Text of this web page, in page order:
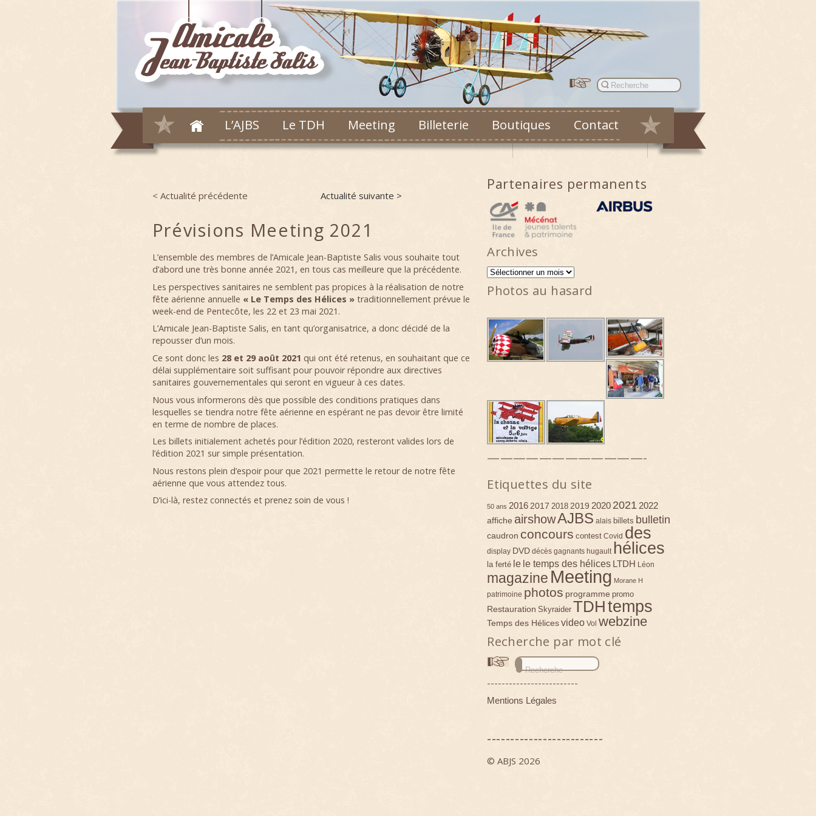
L’AJBS Le TDH Meeting Billeterie Boutiques Contact
Post navigation
Actualité suivante >
< Actualité précédente
Prévisions Meeting 2021
L’ensemble des membres de l’Amicale Jean-Baptiste Salis vous souhaite tout
d’abord une très bonne année 2021, en tous cas meilleure que la précédente.
Les perspectives sanitaires ne semblent pas propices à la réalisation de notre
fête aérienne annuelle « Le Temps des Hélices »traditionnellement prévue le
week-end de Pentecôte, les 22 et 23 mai 2021.
L’Amicale Jean-Baptiste Salis, en tant qu’organisatrice, a donc décidé de la
repousser d’un mois.
Ce sont donc les 28 et 29 août 2021 qui ont été retenus, en souhaitant que ce
délai supplémentaire soit suffisant pour pouvoir répondre aux directives
sanitaires gouvernementales qui seront en vigueur à ces dates.
Nous vous informerons dès que possible des conditions pratiques dans
lesquelles se tiendra notre fête aérienne en espérant ne pas devoir être limité
en terme de nombre de places.
Les billets initialement achetés pour l’édition 2020, resteront valides lors de
l’édition 2021 sur simple présentation.
Nous restons plein d’espoir pour que 2021 permette le retour de notre fête
aérienne que vous attendez tous.
D’ici-là, restez connectés et prenez soin de vous !
Partenaires permanents
Archives
Archives
Photos au hasard
————————————-
Etiquettes du site
50 ans 2016 2017 2018 2019 2020 2021 2022
affiche airshowAJBS alais billets bulletin
caudron concours contest Covid des
display DVD décès gagnants hugault hélices
la ferté le le temps des hélices LTDH Léon
magazine Meeting Morane H
patrimoine photos programme promo
Restauration Skyraider TDHtemps
Temps des Hélicesvideo Vol webzine
Recherche par mot clé
-------------------------
Mentions Légales
-------------------------
© ABJS 2026